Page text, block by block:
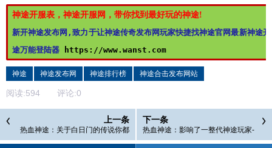
神途开服表，神途开服网，带你找到最好玩的神途!
新开神途发布网,致力于让神途传奇发布网玩家快捷找神途官网最新神途
途万能登陆器
https://www.wanst.com
神途 神途发布网 神途排行榜 神途合击发布网站
阅读:594 评论:0
上一条
热血神途：关于白日门的传说你都
知道吗，你在这里找过宝宝？
下一条
热血神途：影响了一整代神途玩家-
魂十五